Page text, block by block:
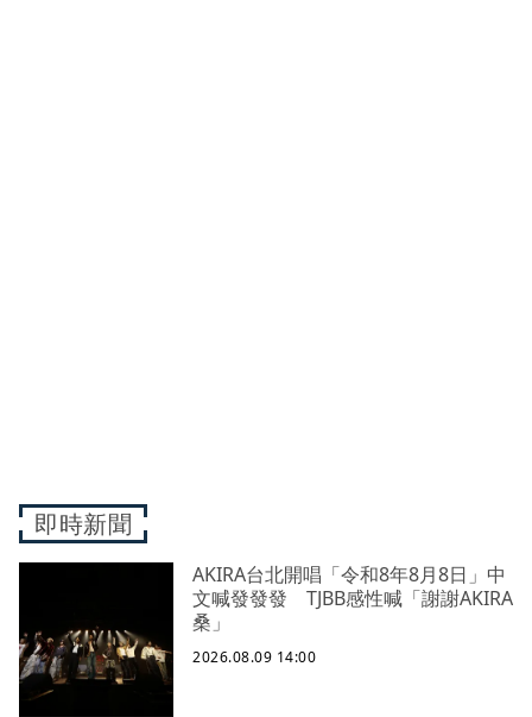
即時新聞
AKIRA台北開唱「令和8年8月8日」中
文喊發發發 TJBB感性喊「謝謝AKIRA
桑」
2026.08.09 14:00